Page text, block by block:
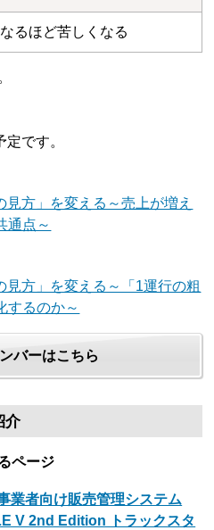
るほど苦しくなる
です。
方」を変える～売上が増え
通点～
見方」を変える～「1運行の粗
するのか～
バーはこちら
介
ページ
業者向け販売管理システム
V 2nd Edition トラックスタ